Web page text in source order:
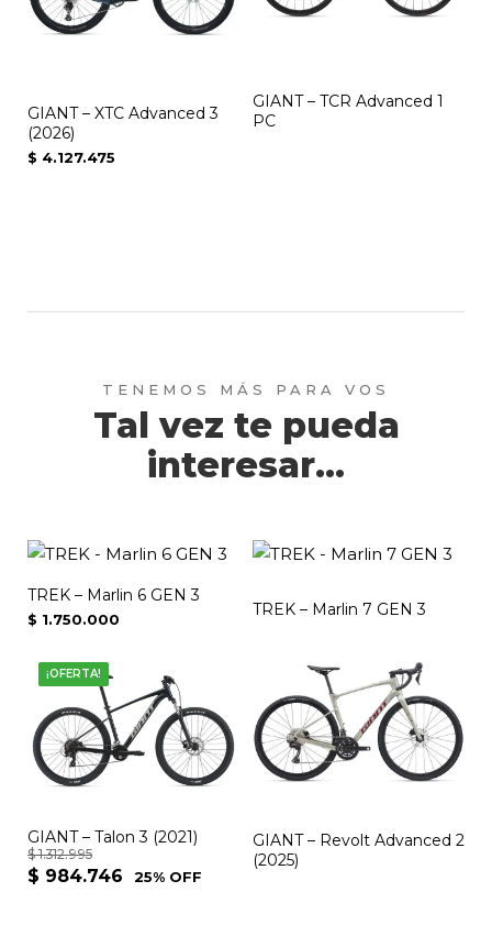
GIANT – XTC Advanced 3
(2026)
$ 4.127.475
GIANT – TCR Advanced 1
PC
Tal vez te pueda
interesar...
TREK – Marlin 6 GEN 3
$ 1.750.000
Este
tiene
variantes.
opciones
se
pueden
en
la
TREK – Marlin 7 GEN 3
¡OFERTA!
GIANT – Talon 3 (2021)
$1.312.995
$ 984.746 25% OFF
Este
producto
tiene
múltiples
variantes.
opciones
se
GIANT – Revolt Advanced 2
(2025)